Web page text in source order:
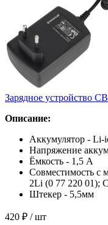
Зарядное устройство
Описание:
Аккумулятор - Li-
Напряжение
Ёмкость - 1,5 А
Совместимость с
2Li (0 77 220 01);
Штекер - 5,5мм
420 ₽ / шт